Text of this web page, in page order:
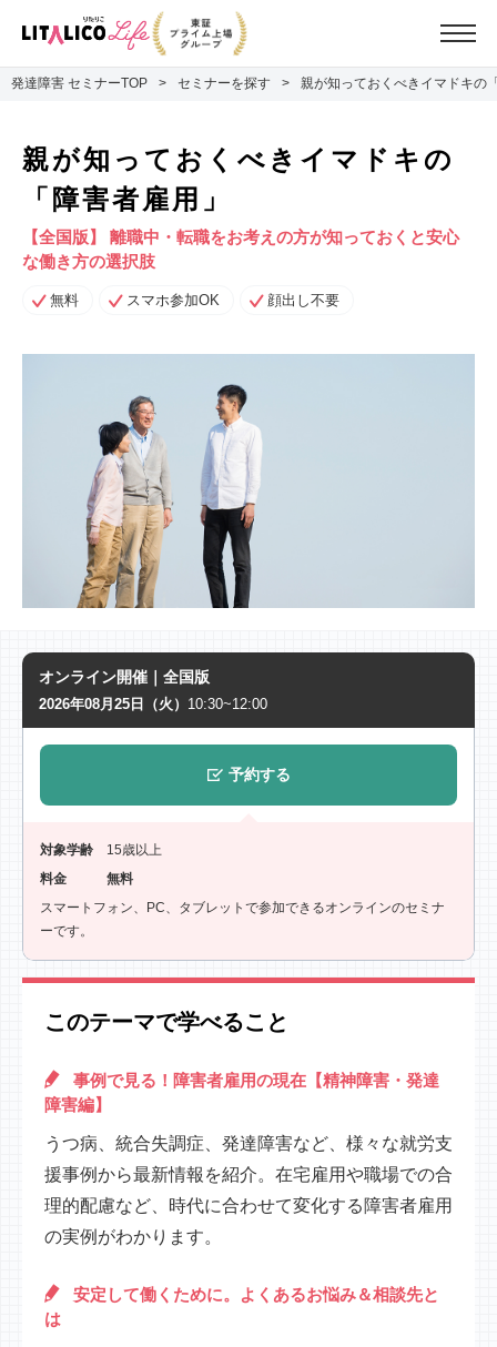
発達障害 セミナーTOP セミナーを探す 親が知っておくべきイマドキの
親が知っておくべきイマドキの
「障害者雇用」
【全国版】 離職中・転職をお考えの方が知っておくと安心
な働き方の選択肢
無料 スマホ参加OK 顔出し不要
オンライン開催｜全国版
2026年08月25日（火） 10:30~12:00
予約する
対象学齢
15歳以上
料金
無料
スマートフォン、PC、タブレットで参加できるオンラインのセミナ
ーです。
このテーマで学べること
事例で見る！障害者雇用の現在【精神障害・発達
障害編】
うつ病、統合失調症、発達障害など、様々な就労支
援事例から最新情報を紹介。在宅雇用や職場での合
理的配慮など、時代に合わせて変化する障害者雇用
の実例がわかります。
安定して働くために。よくあるお悩み＆相談先と
は